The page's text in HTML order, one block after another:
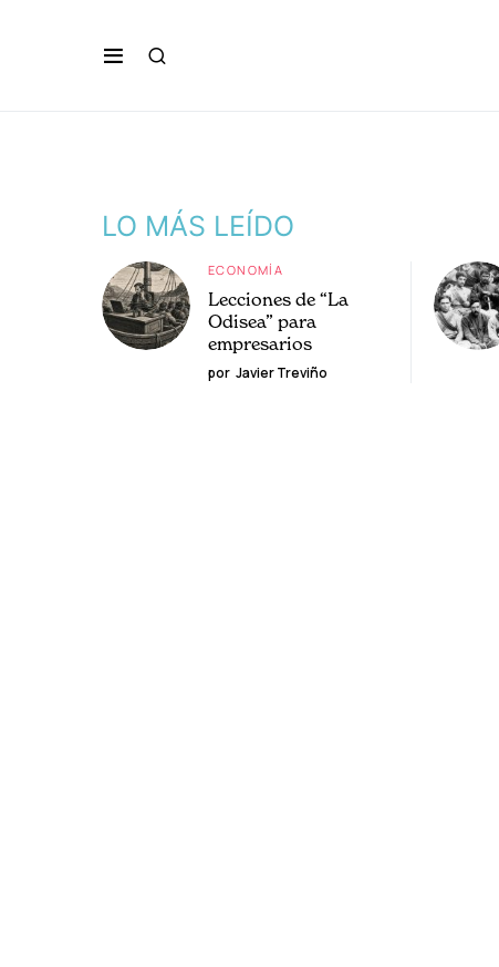
LO MÁS LEÍDO
ECONOMÍA
Lecciones de “La
Odisea” para
empresarios
por Javier Treviño